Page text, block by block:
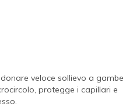
veloce sollievo a gambe
protegge i capillari e